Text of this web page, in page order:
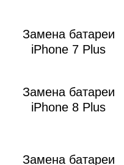
Замена батареи
iPhone 7 Plus
Замена батареи
iPhone 8 Plus
Замена батареи